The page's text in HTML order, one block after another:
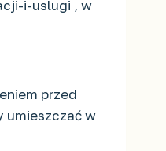
i-uslugi , w
przed
umieszczać w